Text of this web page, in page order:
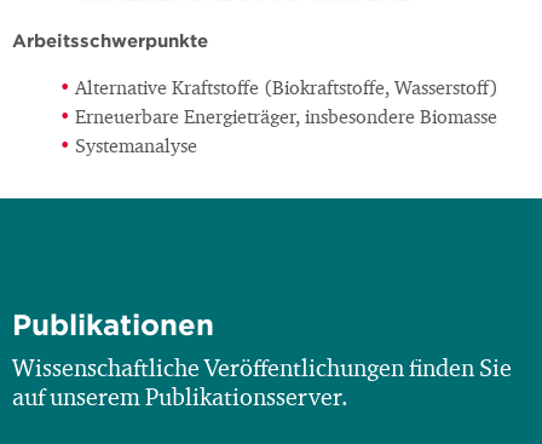
Arbeitsschwerpunkte
Alternative Kraftstoffe (Biokraftstoffe, Wasserstoff)
Erneuerbare Energieträger, insbesondere Biomasse
Systemanalyse
Publikationen
Wissenschaftliche Veröffentlichungen finden Sie
auf unserem Publikationsserver.